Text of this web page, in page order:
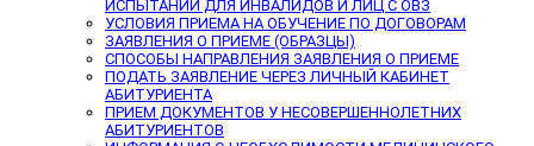
ИСПЫТАНИЙ ДЛЯ ИНВАЛИДОВ И ЛИЦ С ОВЗ
УСЛОВИЯ ПРИЕМА НА ОБУЧЕНИЕ ПО ДОГОВОРАМ
ЗАЯВЛЕНИЯ О ПРИЕМЕ (ОБРАЗЦЫ)
СПОСОБЫ НАПРАВЛЕНИЯ ЗАЯВЛЕНИЯ О ПРИЕМЕ
ПОДАТЬ ЗАЯВЛЕНИЕ ЧЕРЕЗ ЛИЧНЫЙ КАБИНЕТ
АБИТУРИЕНТА
ПРИЕМ ДОКУМЕНТОВ У НЕСОВЕРШЕННОЛЕТНИХ
АБИТУРИЕНТОВ